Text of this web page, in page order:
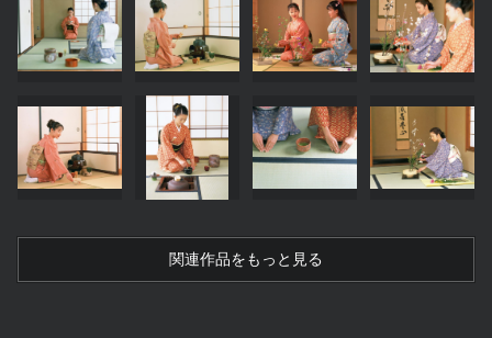
関連作品をもっと見る